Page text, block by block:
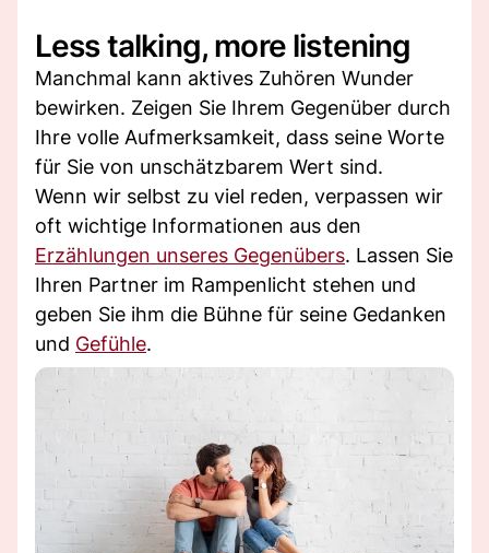
Less talking, more listening
Manchmal kann aktives Zuhören Wunder
bewirken. Zeigen Sie Ihrem Gegenüber durch
Ihre volle Aufmerksamkeit, dass seine Worte
für Sie von unschätzbarem Wert sind.
Wenn wir selbst zu viel reden, verpassen wir
oft wichtige Informationen aus den
Erzählungen unseres Gegenübers. Lassen Sie
Ihren Partner im Rampenlicht stehen und
geben Sie ihm die Bühne für seine Gedanken
und Gefühle.